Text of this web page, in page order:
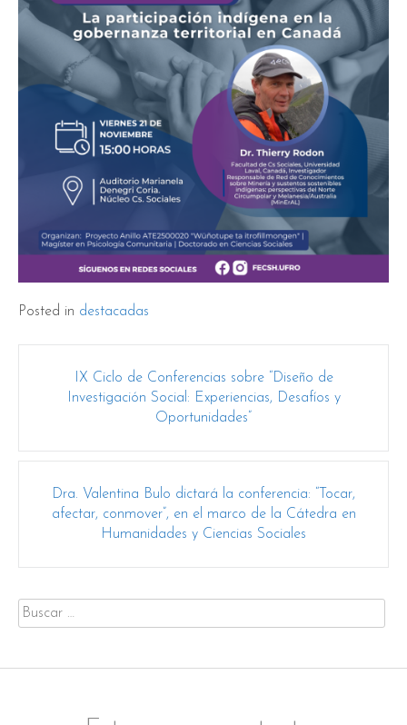
Posted in destacadas
navigation
IX Ciclo de Conferencias sobre “Diseño de
Investigación Social: Experiencias, Desafíos y
Oportunidades”
Dra. Valentina Bulo dictará la conferencia: “Tocar,
afectar, conmover”, en el marco de la Cátedra en
Humanidades y Ciencias Sociales
Buscar
por: